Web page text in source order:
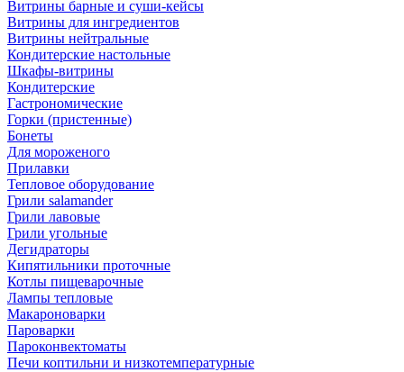
Витрины барные и суши-кейсы
Витрины для ингредиентов
Витрины нейтральные
Кондитерские настольные
Шкафы-витрины
Кондитерские
Гастрономические
Горки (пристенные)
Бонеты
Для мороженого
Прилавки
Тепловое оборудование
Грили salamander
Грили лавовые
Грили угольные
Дегидраторы
Кипятильники проточные
Котлы пищеварочные
Лампы тепловые
Макароноварки
Пароварки
Пароконвектоматы
Печи коптильни и низкотемпературные